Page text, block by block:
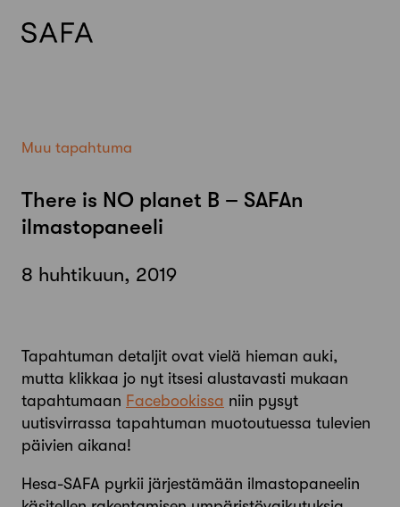
Muu tapahtuma
There is NO planet B – SAFAn
ilmastopaneeli
8 huhtikuun, 2019
Tapahtuman detaljit ovat vielä hieman auki,
mutta klikkaa jo nyt itsesi alustavasti mukaan
tapahtumaan Facebookissa niin pysyt
uutisvirrassa tapahtuman muotoutuessa tulevien
päivien aikana!
Hesa-SAFA pyrkii järjestämään ilmastopaneelin